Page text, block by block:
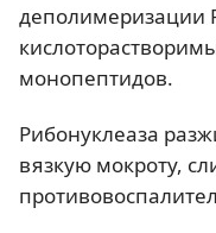
деполимеризации
монопептидов.
Рибонуклеаза
вязкую мокроту,